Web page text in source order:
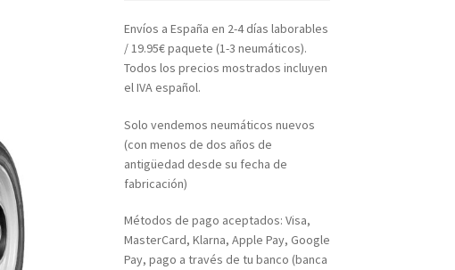
Envíos a España en 2-4 días laborables
/ 19.95€ paquete (1-3 neumáticos).
Todos los precios mostrados incluyen
el IVA español.
Solo vendemos neumáticos nuevos
(con menos de dos años de
antigüedad desde su fecha de
fabricación)
Métodos de pago aceptados: Visa,
MasterCard, Klarna, Apple Pay, Google
Pay, pago a través de tu banco (banca